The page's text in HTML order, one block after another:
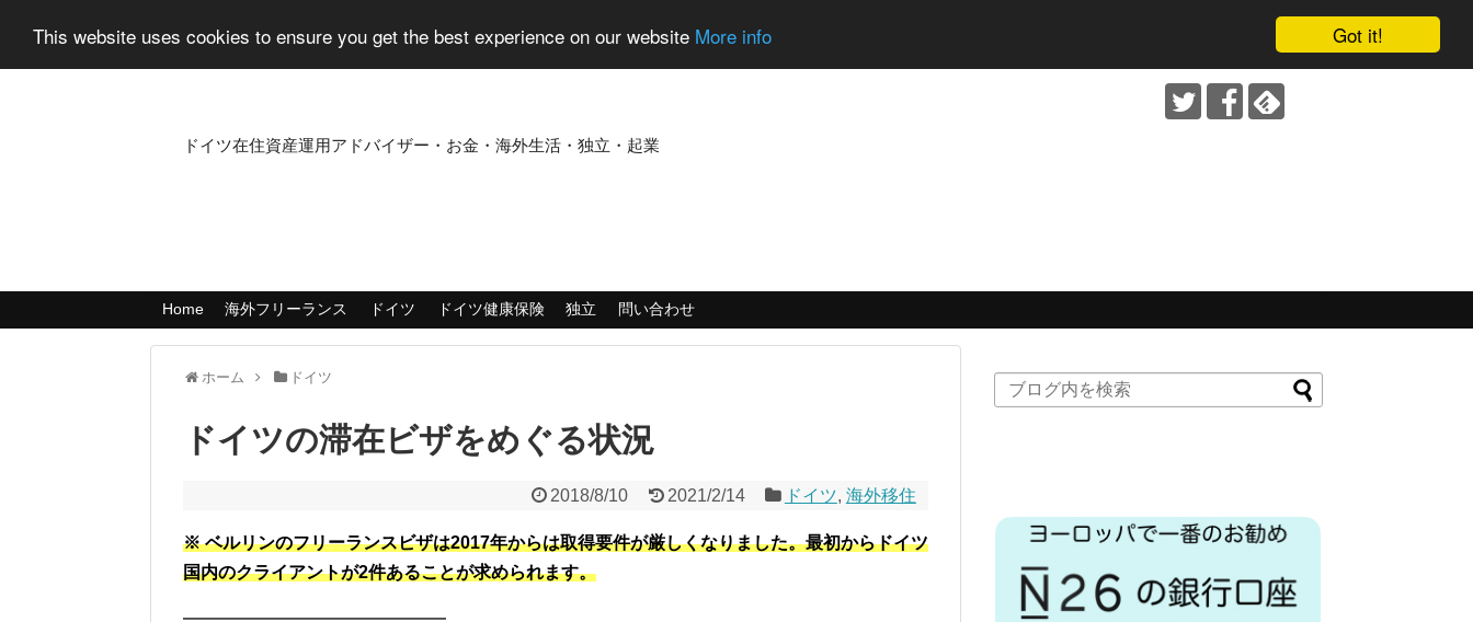
Got it!
This website uses cookies to ensure you get the best experience on our website More info
ドイツ在住資産運用アドバイザー・お金・海外生活・独立・起業
Home 海外フリーランス ドイツ ドイツ健康保険 独立 問い合わせ
ホーム ドイツ
ドイツの滞在ビザをめぐる状況
2018/8/10 2021/2/14 ドイツ, 海外移住
※ ベルリンのフリーランスビザは2017年からは取得要件が厳しくなりました。最初からドイツ
国内のクライアントが2件あることが求められます。